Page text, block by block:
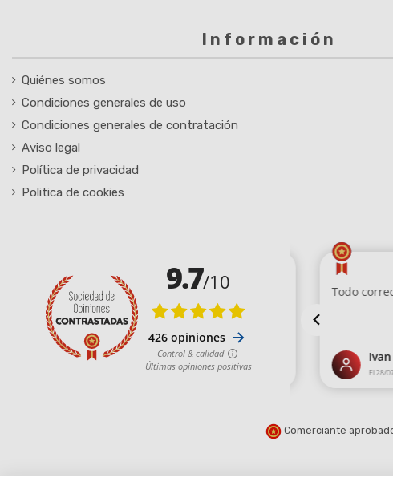
Información
Quiénes somos
Condiciones generales de uso
Condiciones generales de contratación
Aviso legal
Política de privacidad
Politica de cookies
Comerciante